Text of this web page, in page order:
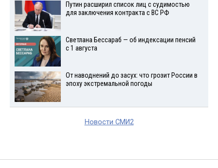
Путин расширил список лиц с судимостью
для заключения контракта с ВС РФ
Светлана Бессараб — об индексации пенсий
с 1 августа
От наводнений до засух: что грозит России в
эпоху экстремальной погоды
Новости СМИ2